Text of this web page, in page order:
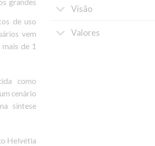
grandes
de uso
vem
de 1
como
cenário
síntese
Helvétia
Visão
Valores